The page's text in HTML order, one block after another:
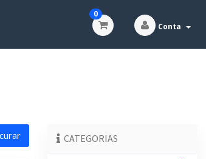
0
Conta
CATEGORIAS